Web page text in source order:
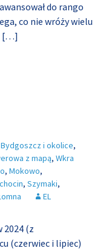
do rango
co nie wróży wielu
[…]
i okolice,
z mapą, Wkra
, Mokowo,
, Szymaki,
EL
2024 (z
(czerwiec i lipiec)